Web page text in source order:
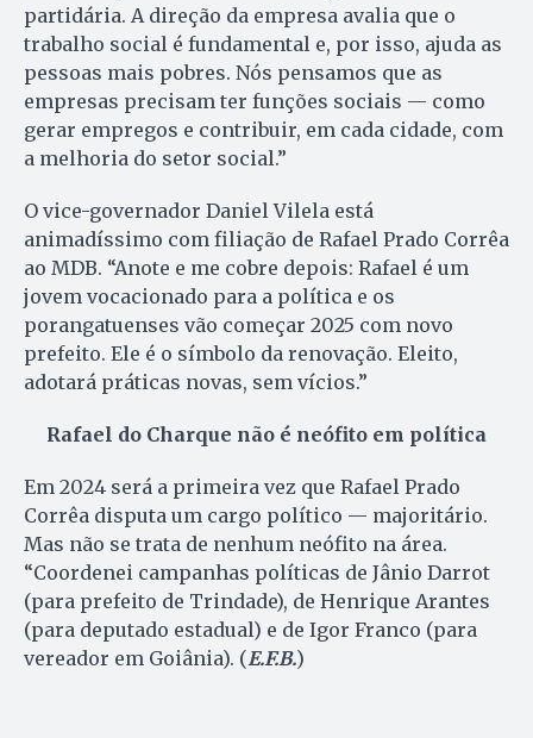
partidária. A direção da empresa avalia que o
trabalho social é fundamental e, por isso, ajuda as
pessoas mais pobres. Nós pensamos que as
empresas precisam ter funções sociais — como
gerar empregos e contribuir, em cada cidade, com
a melhoria do setor social.”
O vice-governador Daniel Vilela está
animadíssimo com filiação de Rafael Prado Corrêa
ao MDB. “Anote e me cobre depois: Rafael é um
jovem vocacionado para a política e os
porangatuenses vão começar 2025 com novo
prefeito. Ele é o símbolo da renovação. Eleito,
adotará práticas novas, sem vícios.”
Rafael do Charque não é neófito em política
Em 2024 será a primeira vez que Rafael Prado
Corrêa disputa um cargo político — majoritário.
Mas não se trata de nenhum neófito na área.
“Coordenei campanhas políticas de Jânio Darrot
(para prefeito de Trindade), de Henrique Arantes
(para deputado estadual) e de Igor Franco (para
vereador em Goiânia). (E.F.B.)